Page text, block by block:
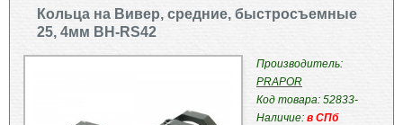
Кольца на Вивер, средние, быстросъемные
25, 4мм BH-RS42
Производитель:
PRAPOR
Код товара: 52833-
Наличие: в СПб